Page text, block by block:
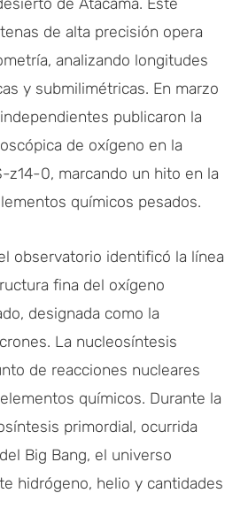
de alta precisión opera
analizando longitudes
y submilimétricas. En marzo
publicaron la
de oxígeno en la
z14-0, marcando un hito en la
químicos pesados.
observatorio identificó la línea
fina del oxígeno
designada como la
La nucleosíntesis
de reacciones nucleares
químicos. Durante la
primordial, ocurrida
Big Bang, el universo
hidrógeno, helio y cantidades